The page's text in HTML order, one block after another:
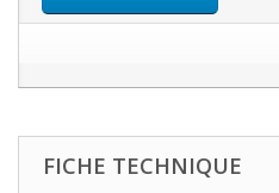
FICHE TECHNIQUE